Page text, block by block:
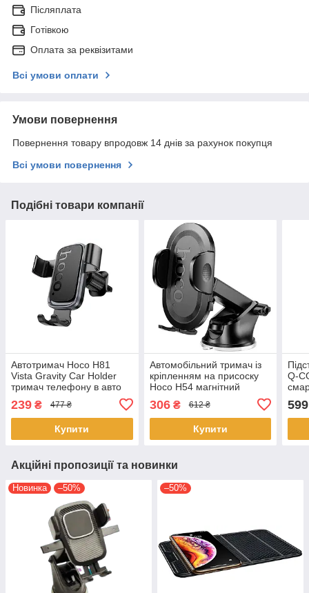
Післяплата
Готівкою
Оплата за реквізитами
Всі умови оплати
Умови повернення
Повернення товару впродовж 14 днів за рахунок покупця
Всі умови повернення
Подібні товари компанії
Автотримач Hoco H81
Vista Gravity Car Holder
тримач телефону в авто
на решітку 6.1–7" чорний
239 ₴ 477 ₴
Купити
Автомобільний тримач із
кріпленням на присоску
Hoco H54 магнітний
машину Чорний
306₴ 612 ₴
Купити
Q-
599
Акційні пропозиції та новинки
Новинка –50% –50%